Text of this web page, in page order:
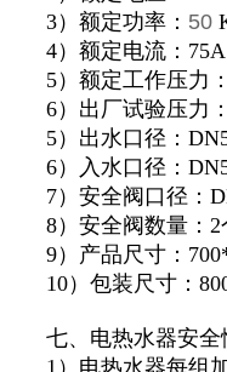
3）额定功率： 50
4）额定电流：75A
5）额定工作压力
6）出厂试验压力
5）出水口径：
6）入水口径：
7）安全阀口径：
8）安全阀数量：2
9）产品尺寸：
10）包装尺寸：
七、电热水器安全
1）电热水器每组